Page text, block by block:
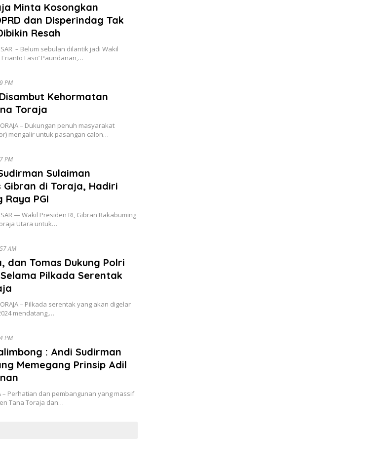
Minta Kosongkan
dan Disperindag Tak
Resah
– Belum sebulan dilantik jadi Wakil
Laso’ Paundanan,…
PM
Kehormatan
Toraja
– Dukungan penuh masyarakat
mengalir untuk pasangan calon…
PM
Sulaiman
Gibran di Toraja, Hadiri
Raya PGI
— Wakil Presiden RI, Gibran Rakabuming
Utara untuk…
AM
dan Tomas Dukung Polri
Pilkada Serentak
– Pilkada serentak yang akan digelar
mendatang,…
PM
: Andi Sudirman
Memegang Prinsip Adil
– Perhatian dan pembangunan yang massif
Tana Toraja dan…